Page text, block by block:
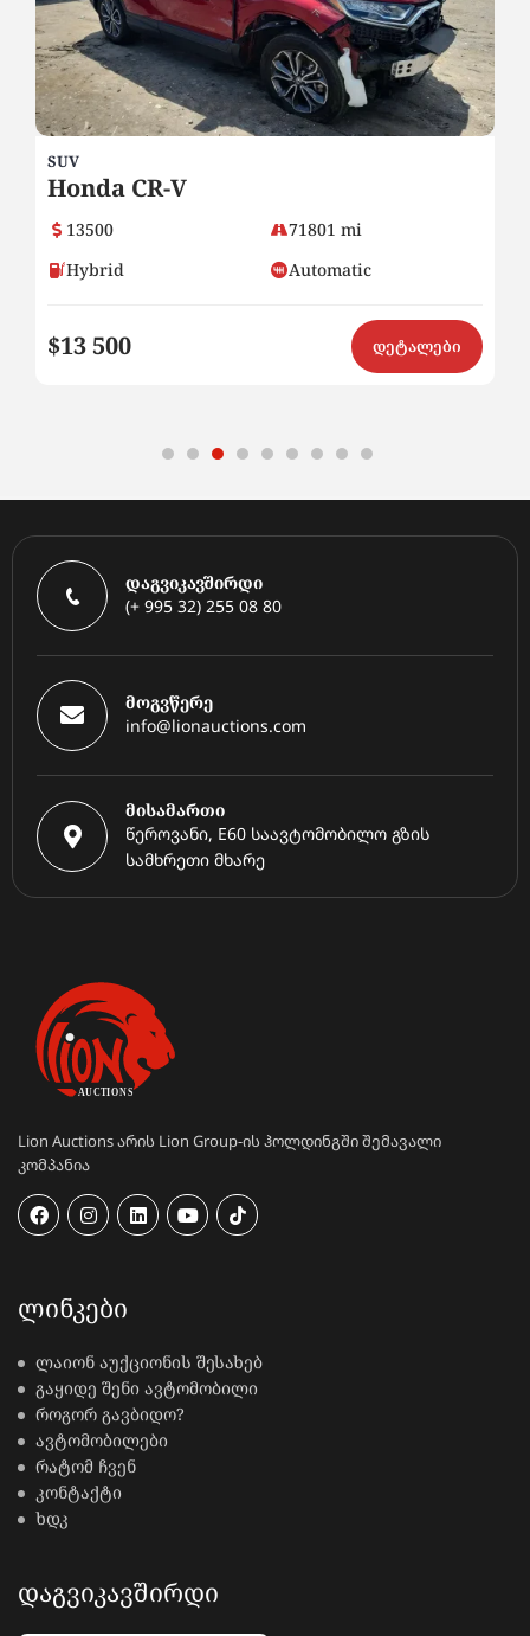
SUV
Honda CR-V
13500
71801 mi
Hybrid
Automatic
$13 500 დეტალები
დაგვიკავშირდი
(+ 995 32) 255 08 80
მოგვწერე
info@lionauctions.com
მისამართი
წეროვანი, E60 საავტომობილო გზის
სამხრეთი მხარე
Lion Auctions არის Lion Group-ის ჰოლდინგში შემავალი
კომპანია
ᲚᲘᲜᲙᲔᲑᲘ
ლაიონ აუქციონის შესახებ
გაყიდე შენი ავტომობილი
როგორ გავბიდო?
ავტომობილები
რატომ ჩვენ
კონტაქტი
ხდკ
ᲓᲐᲒᲕᲘᲙᲐᲕᲨᲘᲠᲓᲘ